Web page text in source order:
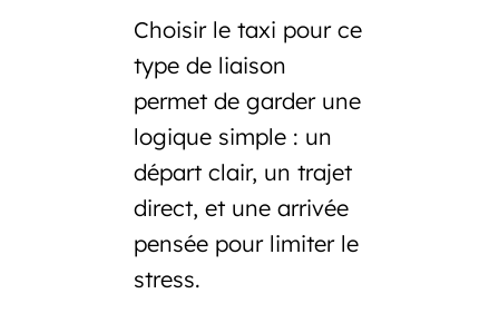
Choisir le taxi pour ce
type de liaison
permet de garder une
logique simple : un
départ clair, un trajet
direct, et une arrivée
pensée pour limiter le
stress.